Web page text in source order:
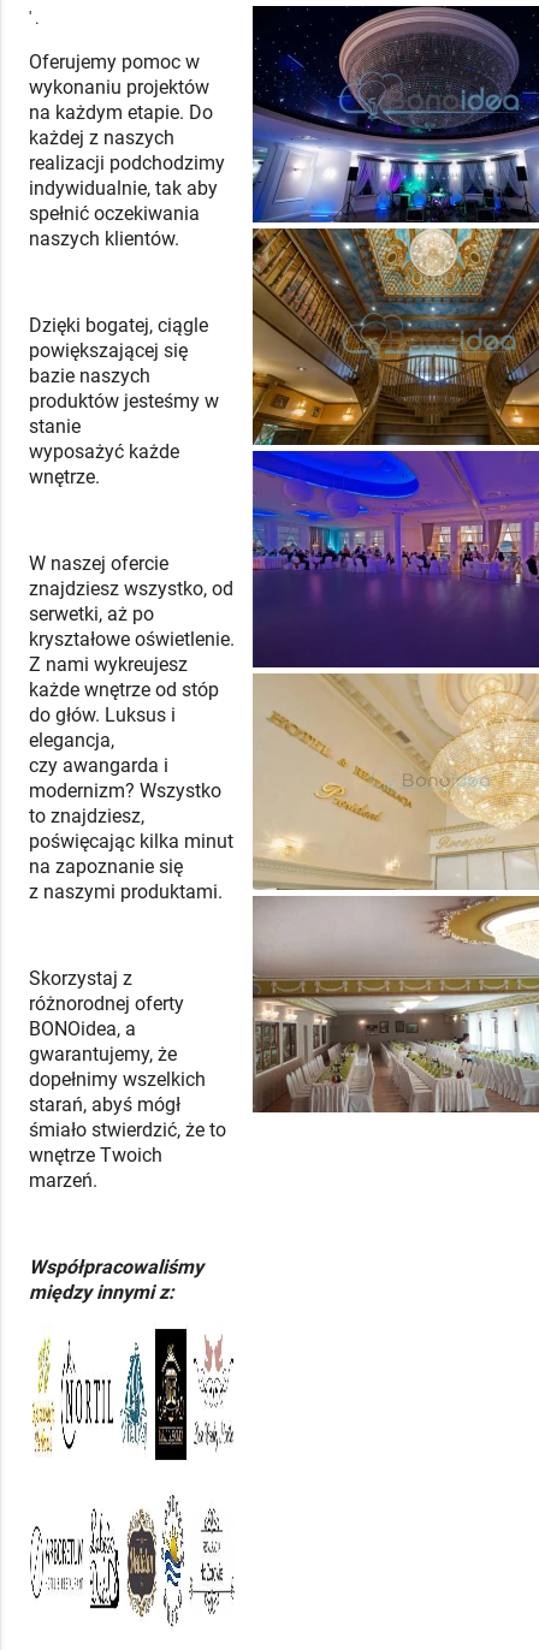
' .
Oferujemy pomoc w
wykonaniu projektów
na każdym etapie. Do
każdej z naszych
realizacji podchodzimy
indywidualnie, tak aby
spełnić oczekiwania
naszych klientów.
Dzięki bogatej, ciągle
powiększającej się
bazie naszych
produktów jesteśmy w
stanie
wyposażyć każde
wnętrze.
W naszej ofercie
znajdziesz wszystko, od
serwetki, aż po
kryształowe oświetlenie.
Z nami wykreujesz
każde wnętrze od stóp
do głów. Luksus i
elegancja,
czy awangarda i
modernizm? Wszystko
to znajdziesz,
poświęcając kilka minut
na zapoznanie się
z naszymi produktami.
Skorzystaj z
różnorodnej oferty
BONOidea, a
gwarantujemy, że
dopełnimy wszelkich
starań, abyś mógł
śmiało stwierdzić, że to
wnętrze Twoich
marzeń.
Współpracowaliśmy
między innymi z: